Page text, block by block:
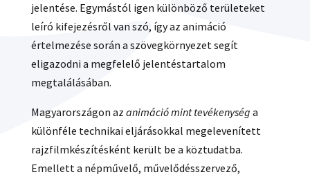
jelentése. Egymástól igen különböző területeket
leíró kifejezésről van szó, így az animáció
értelmezése során a szövegkörnyezet segít
eligazodni a megfelelő jelentéstartalom
megtalálásában.
Magyarországon az animáció mint tevékenység a
különféle technikai eljárásokkal megelevenített
rajzfilmkészítésként került be a köztudatba.
Emellett a népművelő, művelődésszervező,